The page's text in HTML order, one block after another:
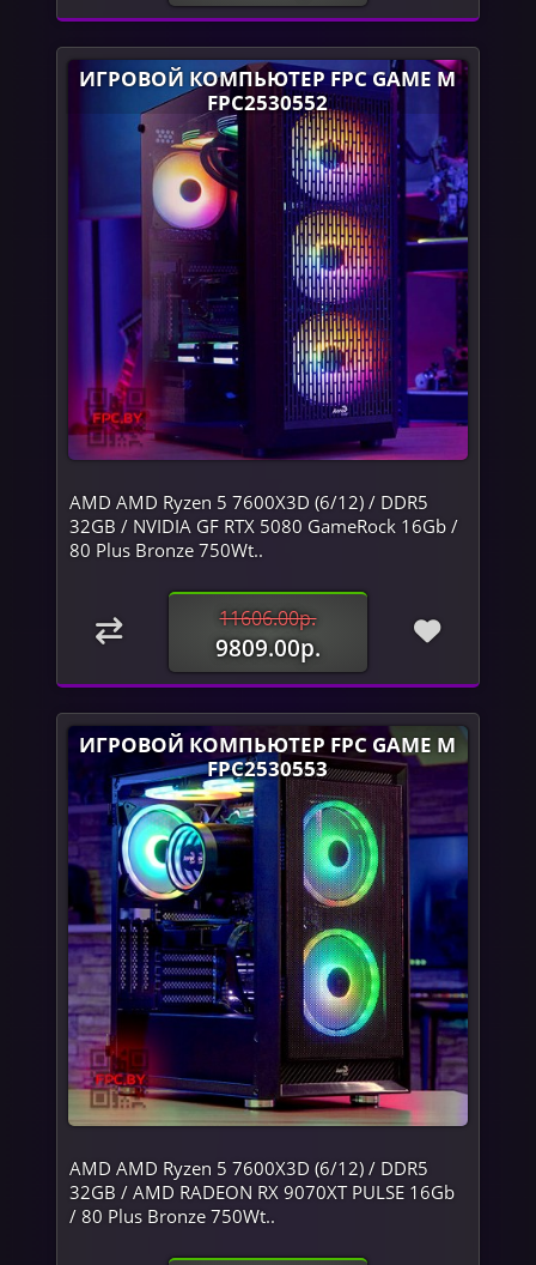
ИГРОВОЙ КОМПЬЮТЕР FPC GAME M
FPC2530552
AMD AMD Ryzen 5 7600X3D (6/12) / DDR5
32GB / NVIDIA GF RTX 5080 GameRock 16Gb /
80 Plus Bronze 750Wt..
11606.00р.
9809.00р.
ИГРОВОЙ КОМПЬЮТЕР FPC GAME M
FPC2530553
AMD AMD Ryzen 5 7600X3D (6/12) / DDR5
32GB / AMD RADEON RX 9070XT PULSE 16Gb
/ 80 Plus Bronze 750Wt..